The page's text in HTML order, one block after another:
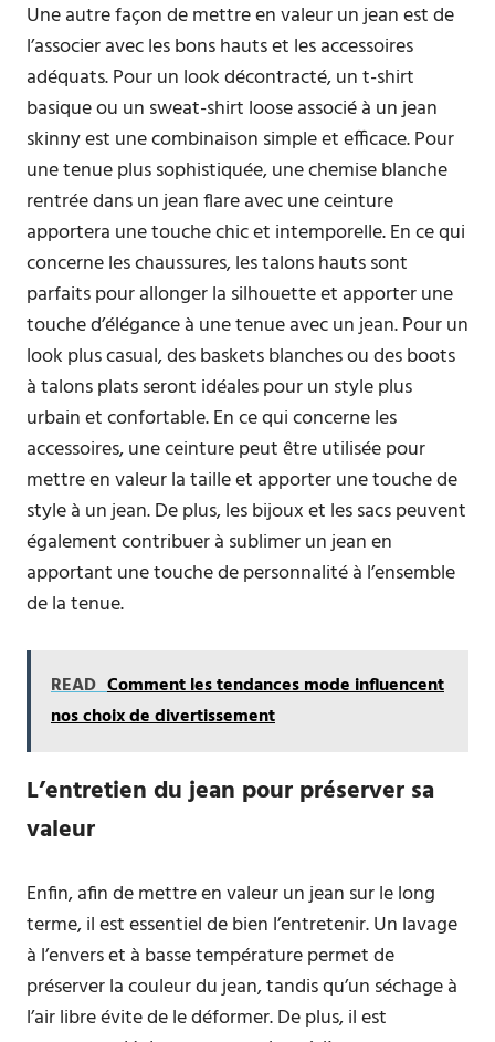
Une autre façon de mettre en valeur un jean est de
l’associer avec les bons hauts et les accessoires
adéquats. Pour un look décontracté, un t-shirt
basique ou un sweat-shirt loose associé à un jean
skinny est une combinaison simple et efficace. Pour
une tenue plus sophistiquée, une chemise blanche
rentrée dans un jean flare avec une ceinture
apportera une touche chic et intemporelle. En ce qui
concerne les chaussures, les talons hauts sont
parfaits pour allonger la silhouette et apporter une
touche d’élégance à une tenue avec un jean. Pour un
look plus casual, des baskets blanches ou des boots
à talons plats seront idéales pour un style plus
urbain et confortable. En ce qui concerne les
accessoires, une ceinture peut être utilisée pour
mettre en valeur la taille et apporter une touche de
style à un jean. De plus, les bijoux et les sacs peuvent
également contribuer à sublimer un jean en
apportant une touche de personnalité à l’ensemble
de la tenue.
READ Comment les tendances mode influencent
nos choix de divertissement
L’entretien du jean pour préserver sa
valeur
Enfin, afin de mettre en valeur un jean sur le long
terme, il est essentiel de bien l’entretenir. Un lavage
à l’envers et à basse température permet de
préserver la couleur du jean, tandis qu’un séchage à
l’air libre évite de le déformer. De plus, il est